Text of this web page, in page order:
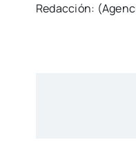
Redacción: